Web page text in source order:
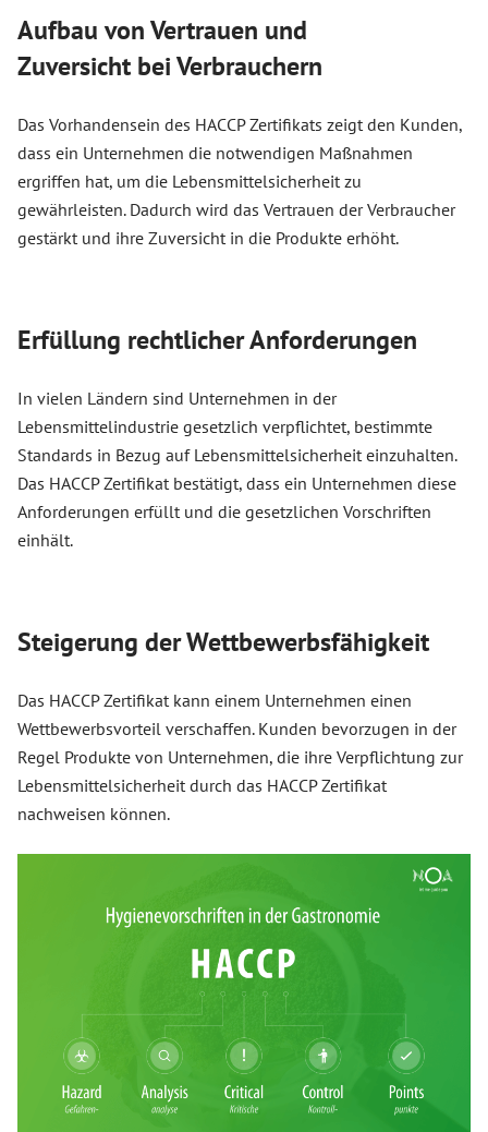
Aufbau von Vertrauen und
Zuversicht bei Verbrauchern
Das Vorhandensein des HACCP Zertifikats zeigt den Kunden,
dass ein Unternehmen die notwendigen Maßnahmen
ergriffen hat, um die Lebensmittelsicherheit zu
gewährleisten. Dadurch wird das Vertrauen der Verbraucher
gestärkt und ihre Zuversicht in die Produkte erhöht.
Erfüllung rechtlicher Anforderungen
In vielen Ländern sind Unternehmen in der
Lebensmittelindustrie gesetzlich verpflichtet, bestimmte
Standards in Bezug auf Lebensmittelsicherheit einzuhalten.
Das HACCP Zertifikat bestätigt, dass ein Unternehmen diese
Anforderungen erfüllt und die gesetzlichen Vorschriften
einhält.
Steigerung der Wettbewerbsfähigkeit
Das HACCP Zertifikat kann einem Unternehmen einen
Wettbewerbsvorteil verschaffen. Kunden bevorzugen in der
Regel Produkte von Unternehmen, die ihre Verpflichtung zur
Lebensmittelsicherheit durch das HACCP Zertifikat
nachweisen können.